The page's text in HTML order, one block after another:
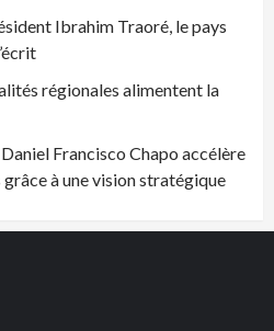
Ibrahim Traoré, le pays
régionales alimentent la
Francisco Chapo accélère
à une vision stratégique